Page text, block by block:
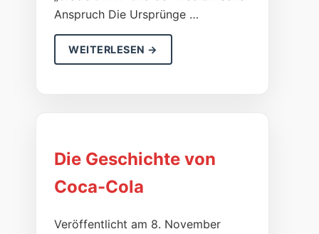
Anspruch Die Ursprünge …
WEITERLESEN →
Die Geschichte von
Coca-Cola
Veröffentlicht am 8. November